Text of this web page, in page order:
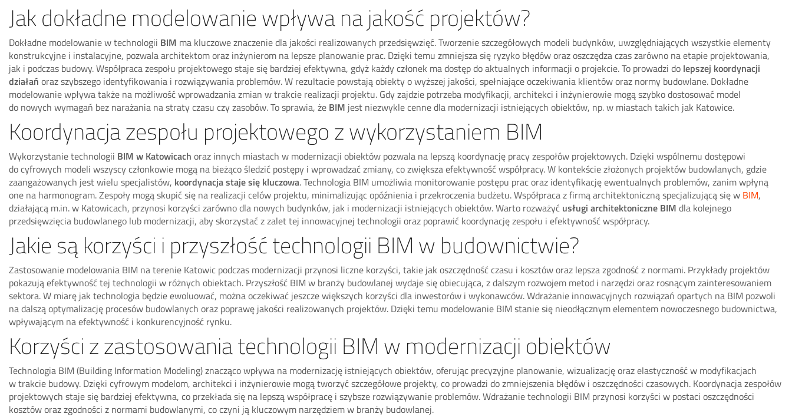
Jak dokładne modelowanie wpływa na jakość projektów?
Dokładne modelowanie w technologii BIM ma kluczowe znaczenie dla jakości realizowanych przedsięwzięć. Tworzenie szczegółowych modeli budynków, uwzględniających wszystkie elementy
konstrukcyjne i instalacyjne, pozwala architektom oraz inżynierom na lepsze planowanie prac. Dzięki temu zmniejsza się ryzyko błędów oraz oszczędza czas zarówno na etapie projektowania,
jak i podczas budowy. Współpraca zespołu projektowego staje się bardziej efektywna, gdyż każdy członek ma dostęp do aktualnych informacji o projekcie. To prowadzi do lepszej koordynacji
działań oraz szybszego identyfikowania i rozwiązywania problemów. W rezultacie powstają obiekty o wyższej jakości, spełniające oczekiwania klientów oraz normy budowlane. Dokładne
modelowanie wpływa także na możliwość wprowadzania zmian w trakcie realizacji projektu. Gdy zajdzie potrzeba modyfikacji, architekci i inżynierowie mogą szybko dostosować model
do nowych wymagań bez narażania na straty czasu czy zasobów. To sprawia, że BIM jest niezwykle cenne dla modernizacji istniejących obiektów, np. w miastach takich jak Katowice.
Koordynacja zespołu projektowego z wykorzystaniem BIM
Wykorzystanie technologii BIM w Katowicach oraz innych miastach w modernizacji obiektów pozwala na lepszą koordynację pracy zespołów projektowych. Dzięki wspólnemu dostępowi
do cyfrowych modeli wszyscy członkowie mogą na bieżąco śledzić postępy i wprowadzać zmiany, co zwiększa efektywność współpracy. W kontekście złożonych projektów budowlanych, gdzie
zaangażowanych jest wielu specjalistów, koordynacja staje się kluczowa. Technologia BIM umożliwia monitorowanie postępu prac oraz identyfikację ewentualnych problemów, zanim wpłyną
one na harmonogram. Zespoły mogą skupić się na realizacji celów projektu, minimalizując opóźnienia i przekroczenia budżetu. Współpraca z firmą architektoniczną specjalizującą się w BIM,
działającą m.in. w Katowicach, przynosi korzyści zarówno dla nowych budynków, jak i modernizacji istniejących obiektów. Warto rozważyć usługi architektoniczne BIM dla kolejnego
przedsięwzięcia budowlanego lub modernizacji, aby skorzystać z zalet tej innowacyjnej technologii oraz poprawić koordynację zespołu i efektywność współpracy.
Jakie są korzyści i przyszłość technologii BIM w budownictwie?
Zastosowanie modelowania BIM na terenie Katowic podczas modernizacji przynosi liczne korzyści, takie jak oszczędność czasu i kosztów oraz lepsza zgodność z normami. Przykłady projektów
pokazują efektywność tej technologii w różnych obiektach. Przyszłość BIM w branży budowlanej wydaje się obiecująca, z dalszym rozwojem metod i narzędzi oraz rosnącym zainteresowaniem
sektora. W miarę jak technologia będzie ewoluować, można oczekiwać jeszcze większych korzyści dla inwestorów i wykonawców. Wdrażanie innowacyjnych rozwiązań opartych na BIM pozwoli
na dalszą optymalizację procesów budowlanych oraz poprawę jakości realizowanych projektów. Dzięki temu modelowanie BIM stanie się nieodłącznym elementem nowoczesnego budownictwa,
wpływającym na efektywność i konkurencyjność rynku.
Korzyści z zastosowania technologii BIM w modernizacji obiektów
Technologia BIM (Building Information Modeling) znacząco wpływa na modernizację istniejących obiektów, oferując precyzyjne planowanie, wizualizację oraz elastyczność w modyfikacjach
w trakcie budowy. Dzięki cyfrowym modelom, architekci i inżynierowie mogą tworzyć szczegółowe projekty, co prowadzi do zmniejszenia błędów i oszczędności czasowych. Koordynacja zespołów
projektowych staje się bardziej efektywna, co przekłada się na lepszą współpracę i szybsze rozwiązywanie problemów. Wdrażanie technologii BIM przynosi korzyści w postaci oszczędności
kosztów oraz zgodności z normami budowlanymi, co czyni ją kluczowym narzędziem w branży budowlanej.